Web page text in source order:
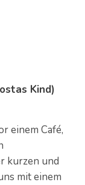
Kind)
einem Café,
kurzen und
mit einem